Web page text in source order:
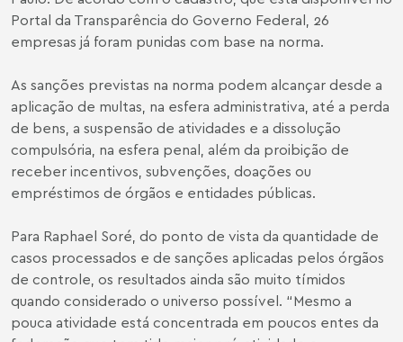
Portal da Transparência do Governo Federal, 26
empresas já foram punidas com base na norma.
As sanções previstas na norma podem alcançar desde a
aplicação de multas, na esfera administrativa, até a perda
de bens, a suspensão de atividades e a dissolução
compulsória, na esfera penal, além da proibição de
receber incentivos, subvenções, doações ou
empréstimos de órgãos e entidades públicas.
Para Raphael Soré, do ponto de vista da quantidade de
casos processados e de sanções aplicadas pelos órgãos
de controle, os resultados ainda são muito tímidos
quando considerado o universo possível. “Mesmo a
pouca atividade está concentrada em poucos entes da